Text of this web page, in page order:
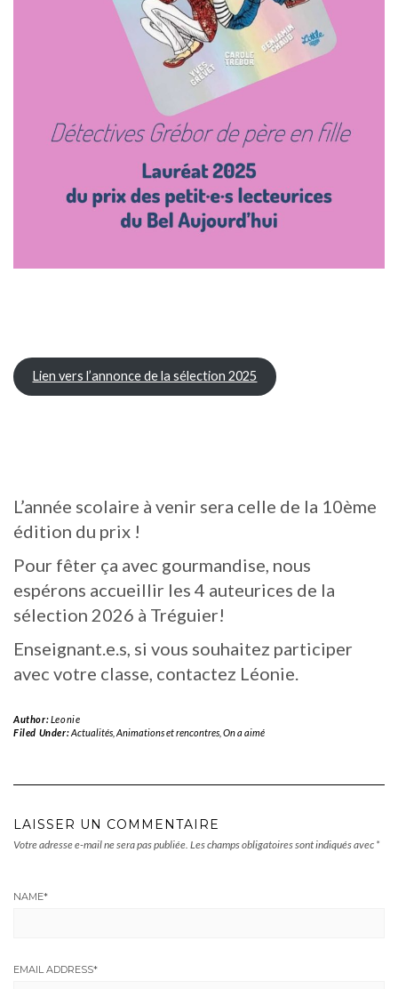
Lien vers l’annonce de la sélection 2025
L’année scolaire à venir sera celle de la 10ème
édition du prix !
Pour fêter ça avec gourmandise, nous
espérons accueillir les 4 auteurices de la
sélection 2026 à Tréguier!
Enseignant.e.s, si vous souhaitez participer
avec votre classe, contactez Léonie.
Author:Leonie
Filed Under:Actualités, Animations et rencontres, On a aimé
LAISSER UN COMMENTAIRE
Votre adresse e-mail ne sera pas publiée. Les champs obligatoires sont indiqués avec *
NAME*
EMAIL ADDRESS*